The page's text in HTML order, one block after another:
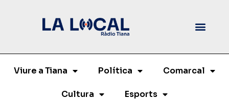
Viure a Tiana Política Comarcal
Cultura Esports